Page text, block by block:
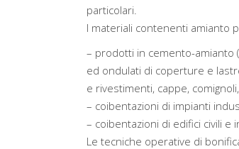
particolari.
I materiali contenenti amianto
– prodotti in cemento-amianto
ed ondulati di coperture e
e rivestimenti, cappe,
– coibentazioni di impianti
– coibentazioni di edifici civili e
Le tecniche operative di